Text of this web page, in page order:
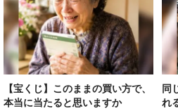
【宝くじ】このままの買い方で、
本当に当たると思いますか
同
れ